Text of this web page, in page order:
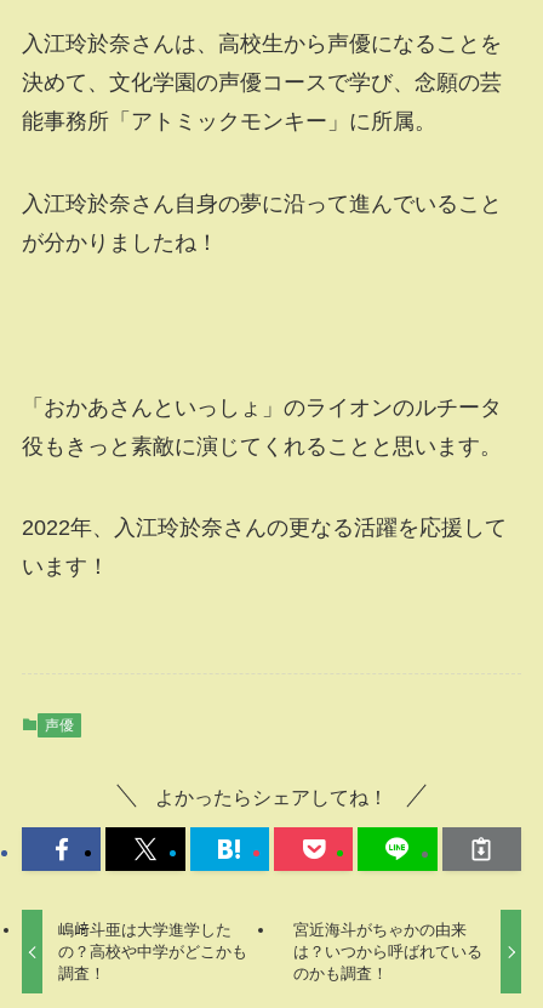
入江玲於奈さんは、高校生から声優になることを
決めて、文化学園の声優コースで学び、念願の芸
能事務所「アトミックモンキー」に所属。
入江玲於奈さん自身の夢に沿って進んでいること
が分かりましたね！
「おかあさんといっしょ」のライオンのルチータ
役もきっと素敵に演じてくれることと思います。
2022年、入江玲於奈さんの更なる活躍を応援して
います！
声優
よかったらシェアしてね！
嶋﨑斗亜は大学進学した
の？高校や中学がどこかも
調査！
宮近海斗がちゃかの由来
は？いつから呼ばれている
のかも調査！